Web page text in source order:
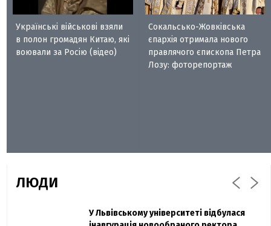
Українські військові взяли
в полон громадян Китаю, які
воювали за Росію (відео)
Сокальсько-Жовківська
єпархія отримала нового
правлячого єпископа Петра
Лозу: фоторепортаж
ЛЮДИ
Павло Дак
Захисник "Азовсталі" Діанов вдруге
У Львівському університеті відбулася